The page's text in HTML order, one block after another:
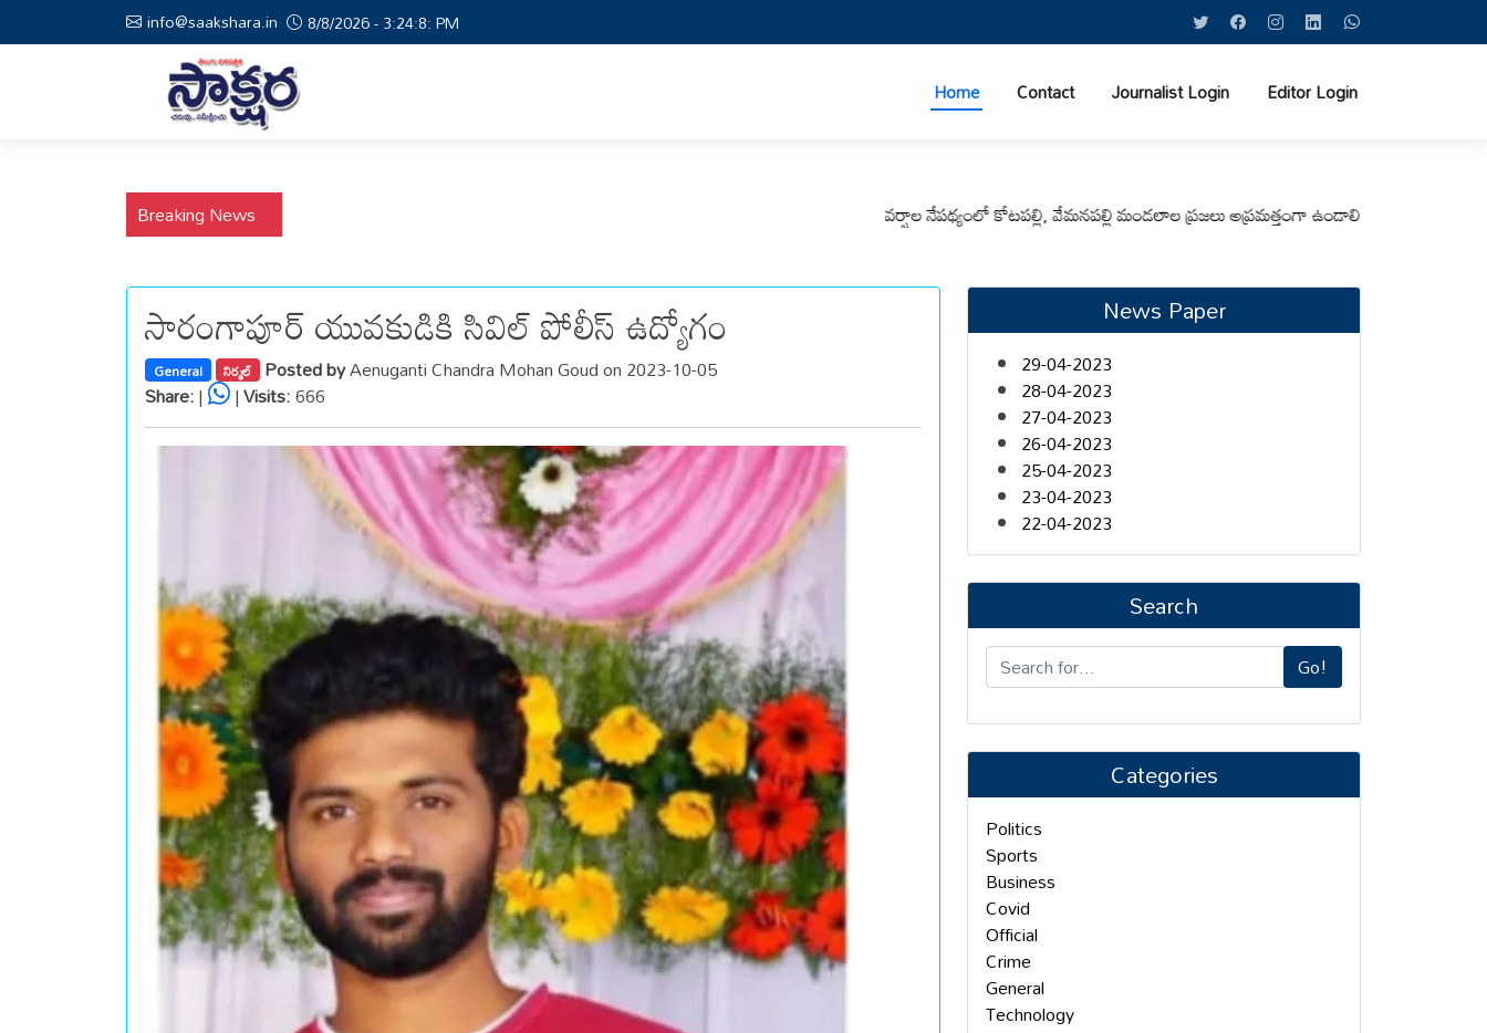
info@saakshara.in 8/8/2026 - 3:24:8: PM
Home Contact Journalist Login Editor Login
Breaking News వర్షాల నేపథ్యంలో కోటపల్లి, వేమనపల్లి మండలాల ప్రజలు అప్రమత్తంగా ఉండాలి చెన్నూరు రూరల్ సీఐ ఆర్.
సారంగాపూర్ యువకుడికి సివిల్ పోలీస్ ఉద్యోగం
General నిర్మల్ Posted byAenuganti Chandra Mohan Goud on 2023-10-05
Share:| |Visits:666
News Paper
29-04-2023
28-04-2023
27-04-2023
26-04-2023
25-04-2023
23-04-2023
22-04-2023
Search
Go!
Categories
Politics
Sports
Business
Covid
Official
Crime
General
Technology